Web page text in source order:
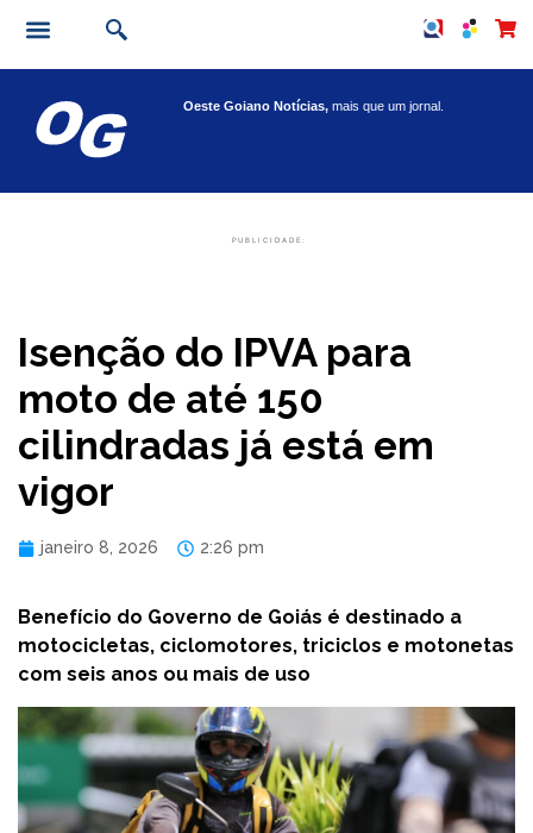
Oeste Goiano Notícias,mais que um jornal.
PUBLICIDADE:
Isenção do IPVA para
moto de até 150
cilindradas já está em
vigor
janeiro 8, 2026 2:26 pm
Benefício do Governo de Goiás é destinado a
motocicletas, ciclomotores, triciclos e motonetas
com seis anos ou mais de uso